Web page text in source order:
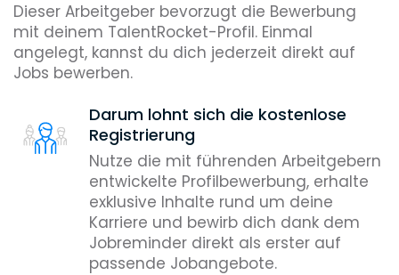
Dieser Arbeitgeber bevorzugt die Bewerbung
mit deinem TalentRocket-Profil. Einmal
angelegt, kannst du dich jederzeit direkt auf
Jobs bewerben.
Darum lohnt sich die kostenlose
Registrierung
Nutze die mit führenden Arbeitgebern
entwickelte Profilbewerbung, erhalte
exklusive Inhalte rund um deine
Karriere und bewirb dich dank dem
Jobreminder direkt als erster auf
passende Jobangebote.